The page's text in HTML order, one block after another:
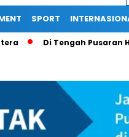
SPORT
Di Tengah Pusaran Hoaks